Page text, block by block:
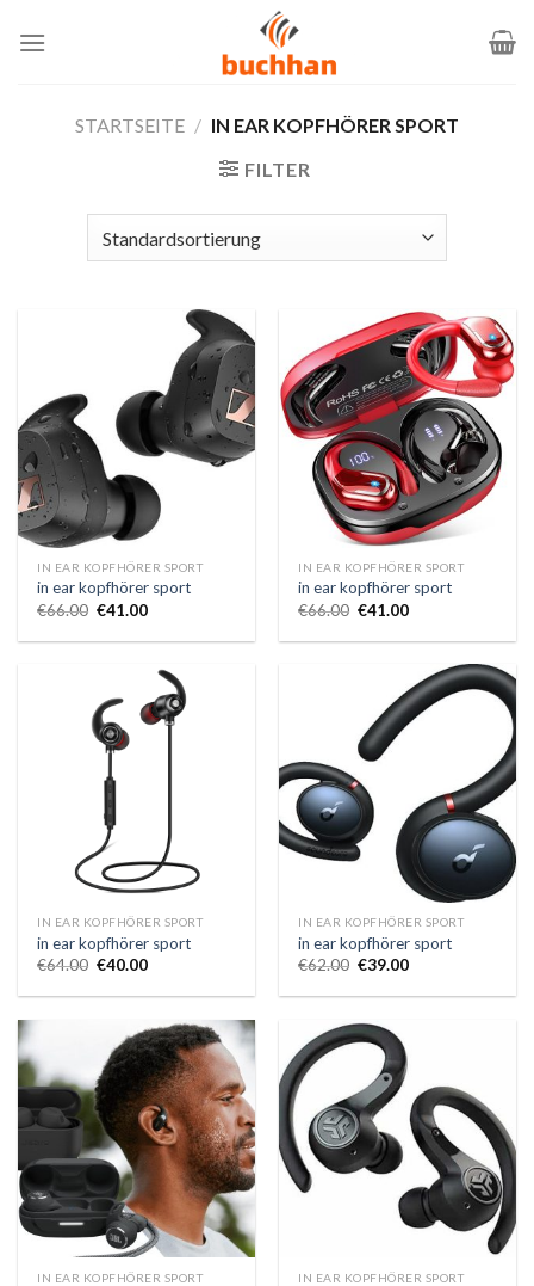
Inhalt
STARTSEITE / IN EAR KOPFHÖRER SPORT
FILTER
IN EAR KOPFHÖRER SPORT
in ear kopfhörer sport
€66.00 €41.00
IN EAR KOPFHÖRER SPORT
in ear kopfhörer sport
€66.00 €41.00
IN EAR KOPFHÖRER SPORT
in ear kopfhörer sport
€64.00 €40.00
IN EAR KOPFHÖRER SPORT
in ear kopfhörer sport
€62.00 €39.00
IN EAR KOPFHÖRER SPORT IN EAR KOPFHÖRER SPORT